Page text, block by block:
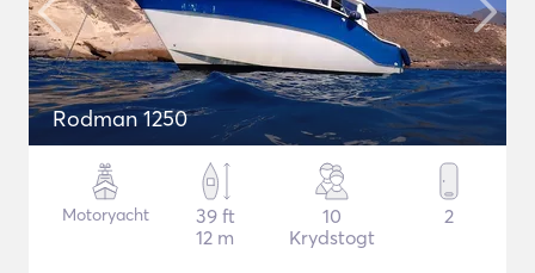
Rodman 1250
Motoryacht
39 ft
12 m
10
Krydstogt
2